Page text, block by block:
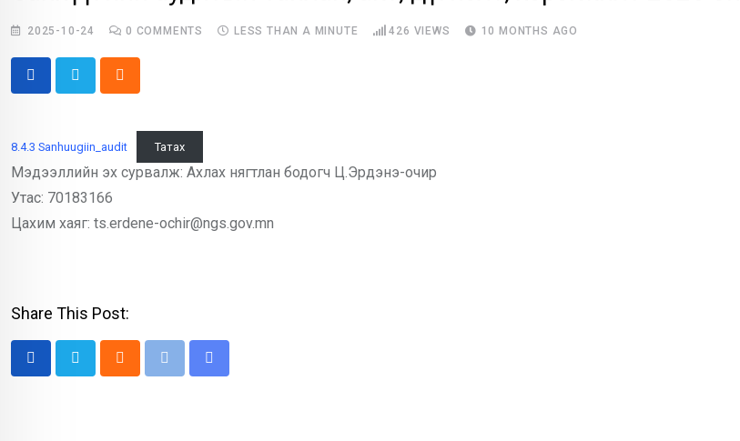
2025-10-24 0 COMMENTS LESS THAN A MINUTE 426 VIEWS 10 MONTHS AGO
8.4.3 Sanhuugiin_audit Татах
Мэдээллийн эх сурвалж: Ахлах нягтлан бодогч Ц.Эрдэнэ-очир
Утас: 70183166
Цахим хаяг: ts.erdene-ochir@ngs.gov.mn
Share This Post: